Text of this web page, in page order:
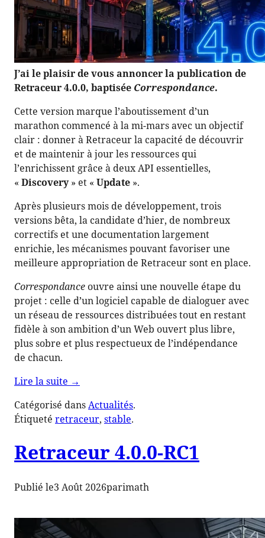
J’ai le plaisir de vous annoncer la publication de
Retraceur 4.0.0, baptisée Correspondance.
Cette version marque l’aboutissement d’un
marathon commencé à la mi-mars avec un objectif
clair : donner à Retraceur la capacité de découvrir
et de maintenir à jour les ressources qui
l’enrichissent grâce à deux API essentielles,
« Discovery» et « Update ».
Après plusieurs mois de développement, trois
versions bêta, la candidate d’hier, de nombreux
correctifs et une documentation largement
enrichie, les mécanismes pouvant favoriser une
meilleure appropriation de Retraceur sont en place.
Correspondance ouvre ainsi une nouvelle étape du
projet : celle d’un logiciel capable de dialoguer avec
un réseau de ressources distribuées tout en restant
fidèle à son ambition d’un Web ouvert plus libre,
plus sobre et plus respectueux de l’indépendance
de chacun.
Lire la suite de
→
Catégorisé dansActualités.
Étiqueté retraceur, stable.
Retraceur 4.0.0-RC1
Publié le3 Août 2026parimath